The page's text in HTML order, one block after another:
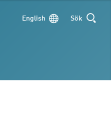
English Sök